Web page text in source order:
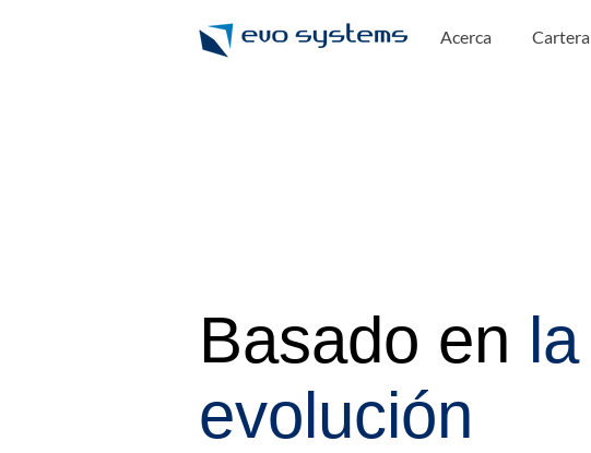
Acerca Cartera
Basado en la
evolución